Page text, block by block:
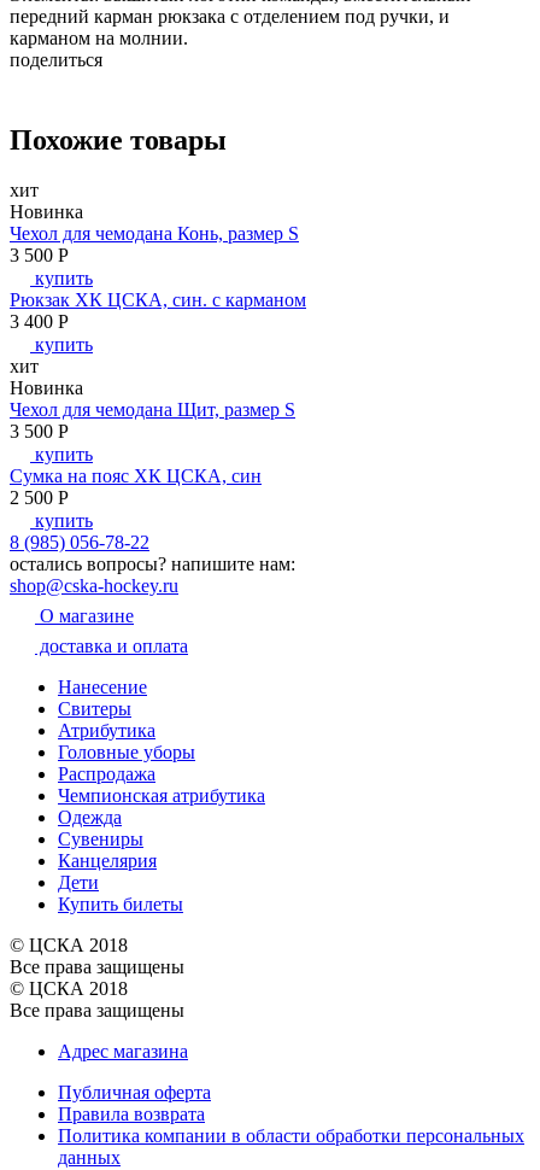
передний карман рюкзака с отделением под ручки, и
карманом на молнии.
поделиться
Похожие товары
хит
Новинка
Чехол для чемодана Конь, размер S
3 500 P
купить
Рюкзак ХК ЦСКА, син. с карманом
3 400 P
купить
хит
Новинка
Чехол для чемодана Щит, размер S
3 500 P
купить
Сумка на пояс ХК ЦСКА, син
2 500 P
купить
8 (985) 056-78-22
остались вопросы? напишите нам:
shop@cska-hockey.ru
О магазине
доставка и оплата
Нанесение
Свитеры
Атрибутика
Головные уборы
Распродажа
Чемпионская атрибутика
Одежда
Сувениры
Канцелярия
Дети
Купить билеты
© ЦСКА 2018
Все права защищены
© ЦСКА 2018
Все права защищены
Адрес магазина
Публичная оферта
Правила возврата
Политика компании в области обработки персональных
данных